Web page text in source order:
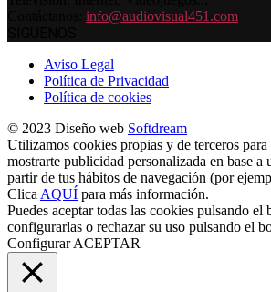
info@audiovisual451.com
Aviso Legal
Política de Privacidad
Política de cookies
© 2023 Diseño web Softdream
Utilizamos cookies propias y de terceros
mostrarte publicidad personalizada en base a
partir de tus hábitos de navegación (por
Clica AQUÍ para más información.
Puedes aceptar todas las cookies pulsando el
configurarlas o rechazar su uso pulsando el
Configurar ACEPTAR